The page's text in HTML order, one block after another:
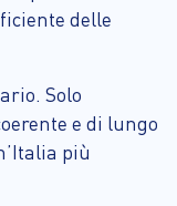
delle
Solo
e di lungo
più